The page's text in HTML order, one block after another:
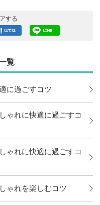
する
マー
追加
覧
に過ごすコツ
ゃれに快適に過ごすコ
ゃれに快適に過ごすコ
ゃれを楽しむコツ